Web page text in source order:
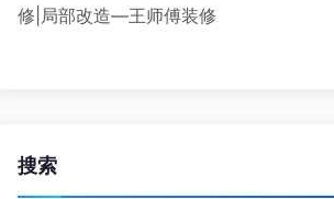
修|局部改造—王师傅装修
搜索